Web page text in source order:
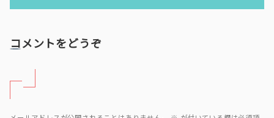
ナ
ゲ
ョ
ン
コメントをどうぞ